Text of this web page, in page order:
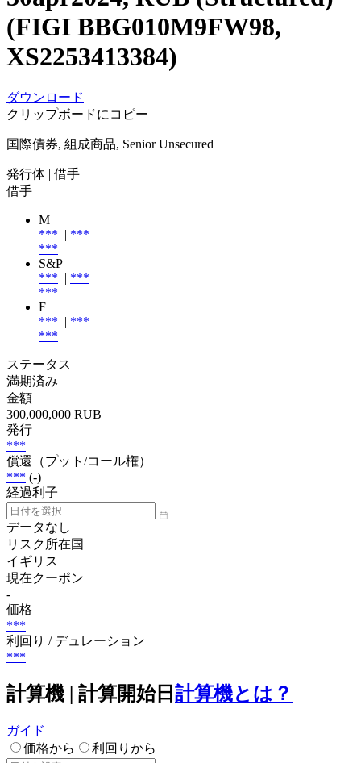
(FIGI BBG010M9FW98,
XS2253413384)
ダウンロード
クリップボードにコピー
国際債券, 組成商品, Senior Unsecured
発行体 | 借手
借手
M
*** | ***
***
S&P
*** | ***
***
F
*** | ***
***
ステータス
満期済み
金額
300,000,000 RUB
発行
***
償還（プット/コール権）
*** (-)
経過利子
データなし
リスク所在国
イギリス
現在クーポン
-
価格
***
利回り / デュレーション
***
計算機 | 計算開始日 計算機とは？
ガイド
価格から
利回りから